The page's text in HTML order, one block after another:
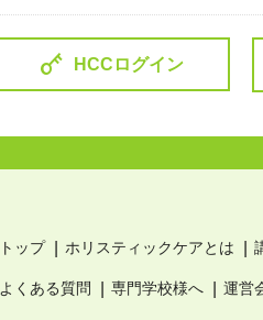
HCCログイン
トップ ホリスティックケアとは
よくある質問 専門学校様へ 運営